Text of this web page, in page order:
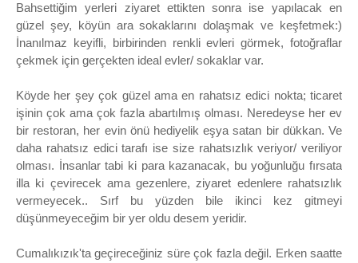
Bahsettiğim yerleri ziyaret ettikten sonra ise yapılacak en
güzel şey, köyün ara sokaklarını dolaşmak ve keşfetmek:)
İnanılmaz keyifli, birbirinden renkli evleri görmek, fotoğraflar
çekmek için gerçekten ideal evler/ sokaklar var.
Köyde her şey çok güzel ama en rahatsız edici nokta; ticaret
işinin çok ama çok fazla abartılmış olması. Neredeyse her ev
bir restoran, her evin önü hediyelik eşya satan bir dükkan. Ve
daha rahatsız edici tarafı ise size rahatsızlık veriyor/ veriliyor
olması. İnsanlar tabi ki para kazanacak, bu yoğunluğu fırsata
illa ki çevirecek ama gezenlere, ziyaret edenlere rahatsızlık
vermeyecek.. Sırf bu yüzden bile ikinci kez gitmeyi
düşünmeyeceğim bir yer oldu desem yeridir.
Cumalıkızık'ta geçireceğiniz süre çok fazla değil. Erken saatte